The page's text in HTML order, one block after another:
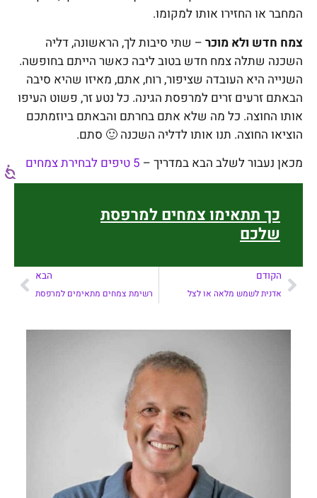
המחבר או החזירו אותו למקומו.
צמח חדש ולא מוכר – שתי סיבות לך, הראשונה, דליה
השכנה שתלה צמח חדש בטוב ליבה כאשר הייתם בחופשה.
השנייה היא העובדה שציפור, רוח, אתם, מאיזו שהיא סיבה
הבאתם זרעים זרים למרפסת הגינה. כל נטע זר, פשוט העיפו
אותו החוצה. כל מה שלא אתם בחרתם והבאתם ביוזמתכם
הוציאו החוצה. תנו אותו לדליה השכנה 🙂 סתם.
מכאן נעבור לשלב הבא במדריך – 5 טיפים לבחירת צמחים
כך תתאימו צמחים למרפסת
שלכם
הקודם
אדנית לשמש מלאה או לצל
הבא
רשימת צמחים מתאימים למרפסת